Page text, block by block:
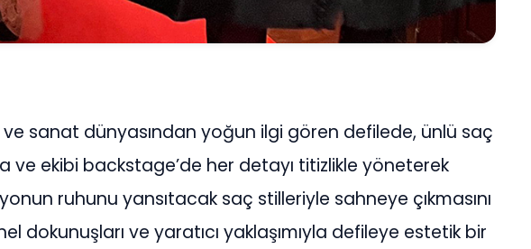
ve sanat dünyasından yoğun ilgi gören defilede, ünlü saç
ve ekibi backstage’de her detayı titizlikle yöneterek
ruhunu yansıtacak saç stilleriyle sahneye çıkmasını
dokunuşları ve yaratıcı yaklaşımıyla defileye estetik bir